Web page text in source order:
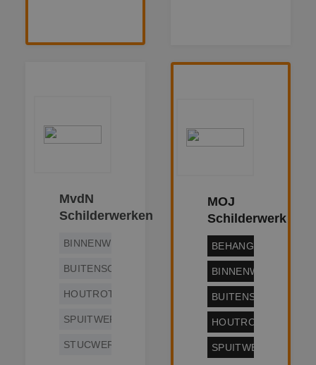
MvdN
Schilderwerken
BINNENWERK
BUITENSCHILDERWERK
HOUTROTREPARATIE
SPUITWERK
STUCWERK
MOJ
Schilderwerk
BEHANGWERK
BINNENWERK
SPUITWERK